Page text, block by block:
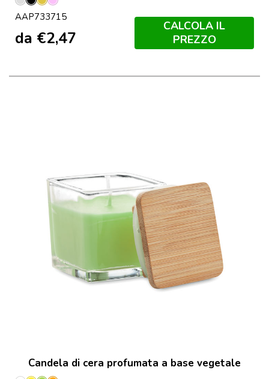
Argento
Nero
OroRosa
AAP733715
da €2,47
CALCOLA IL
PREZZO
Candela di cera profumata a base vegetale